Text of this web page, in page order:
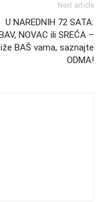
Next article
U NAREDNIH 72 SATA:
NOVAC ili SREĆA –
BAŠ vama, saznajte
ODMA!